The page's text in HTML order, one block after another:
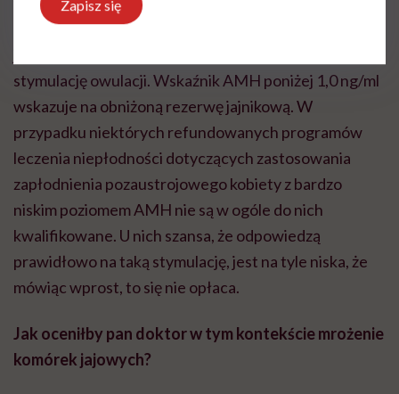
Müllerowskiego, czyli de facto rezerwy jajnikowej,
stymulację owulacji. Wskaźnik AMH poniżej 1,0 ng/ml
wskazuje na obniżoną rezerwę jajnikową. W
przypadku niektórych refundowanych programów
leczenia niepłodności dotyczących zastosowania
zapłodnienia pozaustrojowego kobiety z bardzo
niskim poziomem AMH nie są w ogóle do nich
kwalifikowane. U nich szansa, że odpowiedzą
prawidłowo na taką stymulację, jest na tyle niska, że
mówiąc wprost, to się nie opłaca.
Jak oceniłby pan doktor w tym kontekście mrożenie
komórek jajowych?
Zapisz się